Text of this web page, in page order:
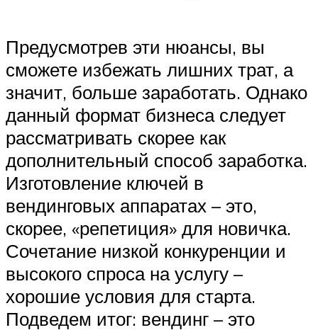
Предусмотрев эти нюансы, вы
сможете избежать лишних трат, а
значит, больше заработать. Однако
данный формат бизнеса следует
рассматривать скорее как
дополнительный способ заработка.
Изготовление ключей в
вендинговых аппаратах – это,
скорее, «репетиция» для новичка.
Сочетание низкой конкуренции и
высокого спроса на услугу –
хорошие условия для старта.
Подведем итог: вендинг – это